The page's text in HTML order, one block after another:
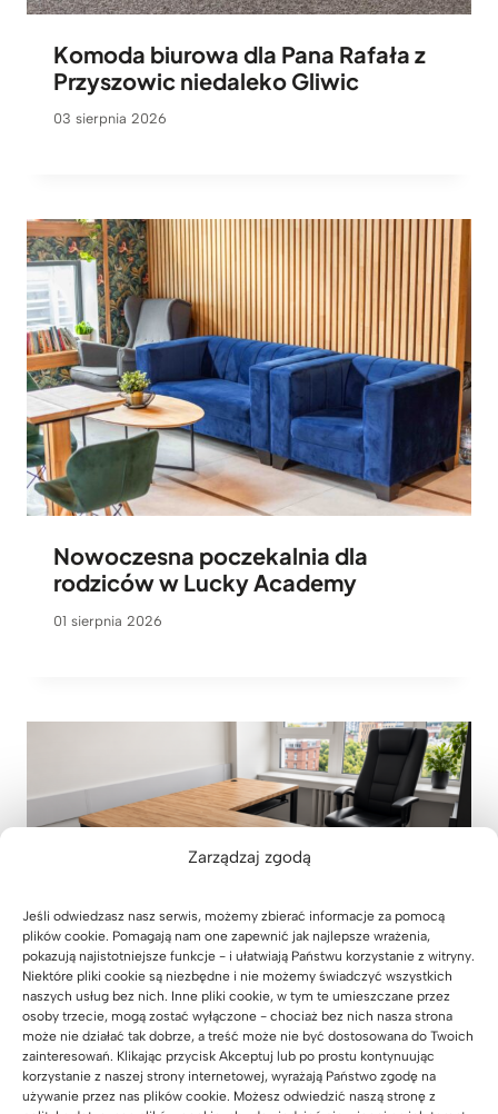
Zarządzaj zgodą
Jeśli odwiedzasz nasz serwis, możemy zbierać informacje za pomocą
plików cookie. Pomagają nam one zapewnić jak najlepsze wrażenia,
pokazują najistotniejsze funkcje - i ułatwiają Państwu korzystanie z witryny.
Niektóre pliki cookie są niezbędne i nie możemy świadczyć wszystkich
naszych usług bez nich. Inne pliki cookie, w tym te umieszczane przez
osoby trzecie, mogą zostać wyłączone - chociaż bez nich nasza strona
może nie działać tak dobrze, a treść może nie być dostosowana do Twoich
zainteresowań. Klikając przycisk Akceptuj lub po prostu kontynuując
korzystanie z naszej strony internetowej, wyrażają Państwo zgodę na
używanie przez nas plików cookie. Możesz odwiedzić naszą stronę z
Komoda biurowa dla Pana Rafała z
Przyszowic niedaleko Gliwic
03 sierpnia 2026
Nowoczesna poczekalnia dla
rodziców w Lucky Academy
01 sierpnia 2026
Meble biurowe do kancelarii
adwokackiej z Krakowa